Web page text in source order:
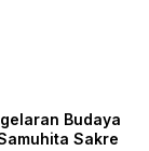
Budaya
Sakre